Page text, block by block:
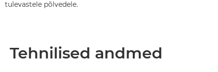
tulevastele põlvedele.
Tehnilised andmed